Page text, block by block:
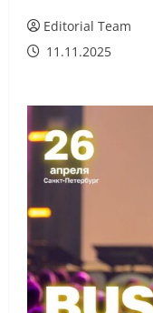
Editorial Team
11.11.2025